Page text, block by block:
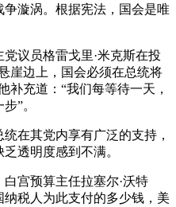
漩涡。根据宪法，国会是唯
议员格雷戈里·米克斯在投
崖边上，国会必须在总统将
补充道：“我们每等待一天，
”。
在其党内享有广泛的支持，
透明度感到不满。
宫预算主任拉塞尔·沃特
纳税人为此支付的多少钱，美